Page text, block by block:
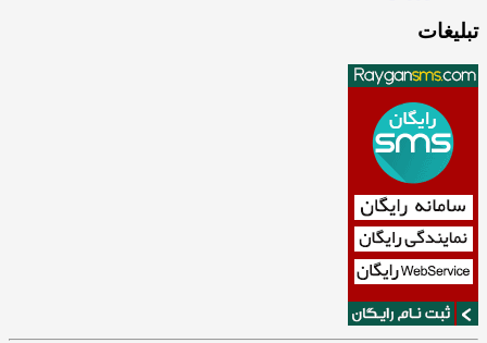
تبلیغات